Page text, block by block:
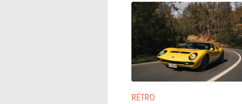
RÉTRO